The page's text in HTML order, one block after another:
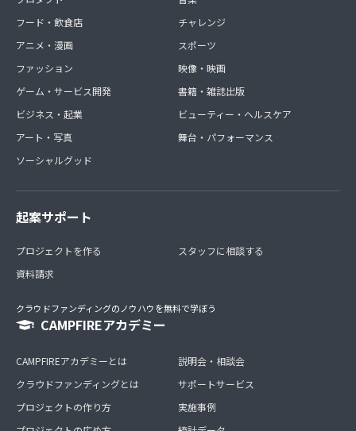
フード・飲食店
アニメ・漫画
ファッション
ゲーム・サービス開発
ビジネス・起業
アート・写真
ソーシャルグッド
チャレンジ
スポーツ
映像・映画
書籍・雑誌出版
ビューティー・ヘルスケア
舞台・パフォーマンス
起案サポート
プロジェクトを作る
資料請求
スタッフに相談する
クラウドファンディングのノウハウを無料で学ぼう
CAMPFIREアカデミー
CAMPFIREアカデミーとは
クラウドファンディングとは
プロジェクトの作り方
説明会・相談会
サポートサービス
実施事例